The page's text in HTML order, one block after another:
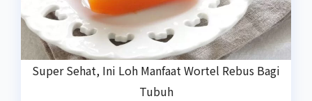
Super Sehat, Ini Loh Manfaat Wortel Rebus Bagi
Tubuh